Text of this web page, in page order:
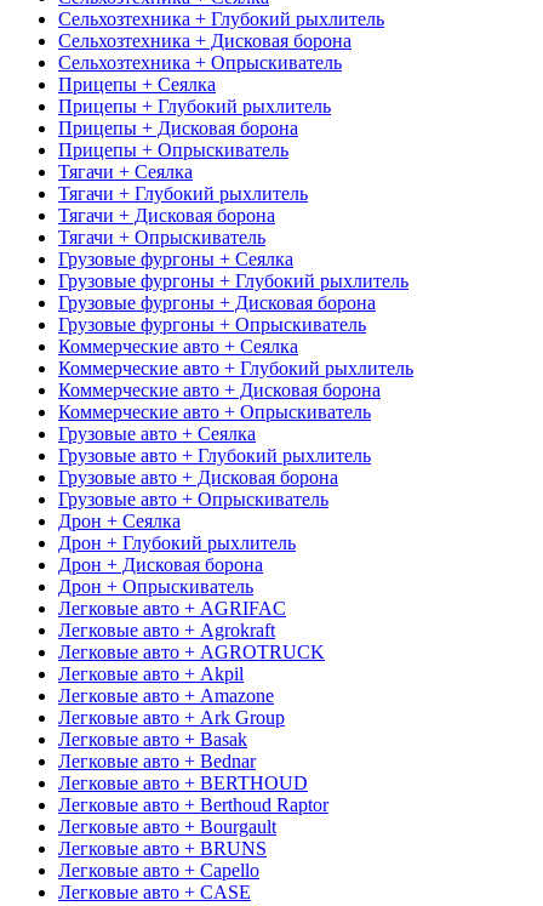
Сельхозтехника + Глубокий рыхлитель
Сельхозтехника + Дисковая борона
Сельхозтехника + Опрыскиватель
Прицепы + Сеялка
Прицепы + Глубокий рыхлитель
Прицепы + Дисковая борона
Прицепы + Опрыскиватель
Тягачи + Сеялка
Тягачи + Глубокий рыхлитель
Тягачи + Дисковая борона
Тягачи + Опрыскиватель
Грузовые фургоны + Сеялка
Грузовые фургоны + Глубокий рыхлитель
Грузовые фургоны + Дисковая борона
Грузовые фургоны + Опрыскиватель
Коммерческие авто + Сеялка
Коммерческие авто + Глубокий рыхлитель
Коммерческие авто + Дисковая борона
Коммерческие авто + Опрыскиватель
Грузовые авто + Сеялка
Грузовые авто + Глубокий рыхлитель
Грузовые авто + Дисковая борона
Грузовые авто + Опрыскиватель
Дрон + Сеялка
Дрон + Глубокий рыхлитель
Дрон + Дисковая борона
Дрон + Опрыскиватель
Легковые авто + AGRIFAC
Легковые авто + Agrokraft
Легковые авто + AGROTRUCK
Легковые авто + Akpil
Легковые авто + Amazone
Легковые авто + Ark Group
Легковые авто + Basak
Легковые авто + Bednar
Легковые авто + BERTHOUD
Легковые авто + Berthoud Raptor
Легковые авто + Bourgault
Легковые авто + BRUNS
Легковые авто + Capello
Легковые авто + CASE